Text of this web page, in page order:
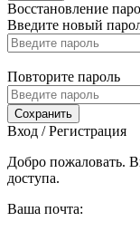
Восстановление
Введите новый
Повторите пароль
Сохранить
Вход / Регистрация
Добро пожаловать.
доступа.
Ваша почта: